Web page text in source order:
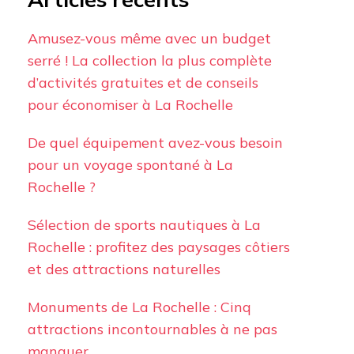
Amusez-vous même avec un budget
serré ! La collection la plus complète
d’activités gratuites et de conseils
pour économiser à La Rochelle
De quel équipement avez-vous besoin
pour un voyage spontané à La
Rochelle ?
Sélection de sports nautiques à La
Rochelle : profitez des paysages côtiers
et des attractions naturelles
Monuments de La Rochelle : Cinq
attractions incontournables à ne pas